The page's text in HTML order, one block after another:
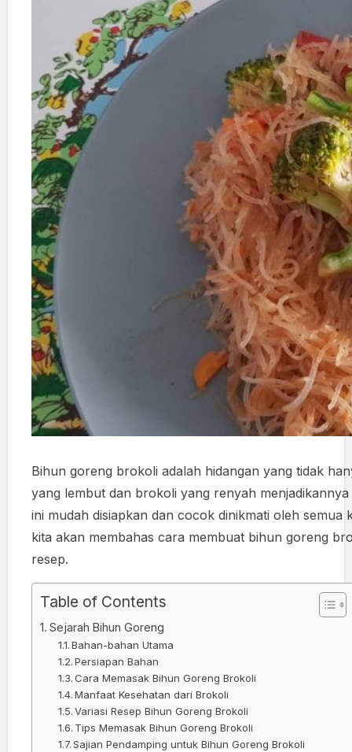
Bihun goreng brokoli adalah hidangan yang tidak
yang lembut dan brokoli yang renyah
ini mudah disiapkan dan cocok dinikmati oleh
kita akan membahas cara membuat bihun goreng
resep.
Table of Contents
Sejarah Bihun Goreng
Bahan-bahan Utama
Persiapan Bahan
Cara Memasak Bihun Goreng Brokoli
Manfaat Kesehatan dari Brokoli
Variasi Resep Bihun Goreng Brokoli
Tips Memasak Bihun Goreng Brokoli
Sajian Pendamping untuk Bihun Goreng Brokoli